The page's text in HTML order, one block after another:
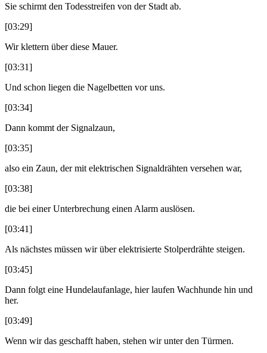
Sie schirmt den Todesstreifen von der Stadt ab.
[03:29]
Wir klettern über diese Mauer.
[03:31]
Und schon liegen die Nagelbetten vor uns.
[03:34]
Dann kommt der Signalzaun,
[03:35]
also ein Zaun, der mit elektrischen Signaldrähten versehen war,
[03:38]
die bei einer Unterbrechung einen Alarm auslösen.
[03:41]
Als nächstes müssen wir über elektrisierte Stolperdrähte steigen.
[03:45]
Dann folgt eine Hundelaufanlage, hier laufen Wachhunde hin und
her.
[03:49]
Wenn wir das geschafft haben, stehen wir unter den Türmen.